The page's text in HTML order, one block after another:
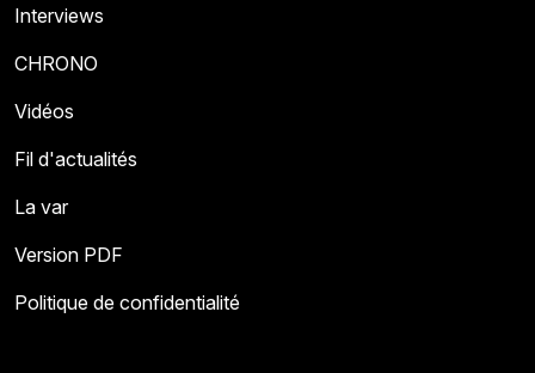
Interviews
CHRONO
Vidéos
Fil d'actualités
La var
Version PDF
Politique de confidentialité